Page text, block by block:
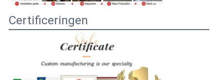
Certificeringen